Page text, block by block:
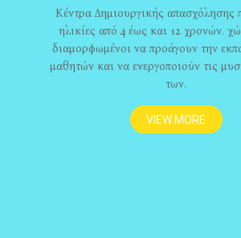
Κέντρα Δημιουργικής απασχόλησης
ηλικίες από 4 έως και 12 χρονών.
διαμορφωμένοι να προάγουν την
μαθητών και να ενεργοποιούν τις
των.
VIEW MORE